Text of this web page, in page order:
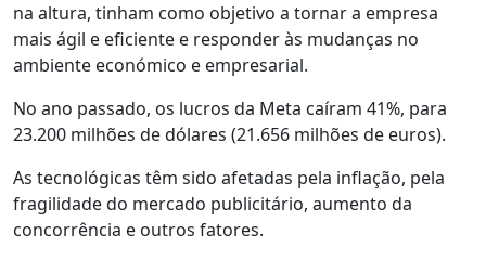
na altura, tinham como objetivo a tornar a empresa
mais ágil e eficiente e responder às mudanças no
ambiente económico e empresarial.
No ano passado, os lucros da Meta caíram 41%, para
23.200 milhões de dólares (21.656 milhões de euros).
As tecnológicas têm sido afetadas pela inflação, pela
fragilidade do mercado publicitário, aumento da
concorrência e outros fatores.